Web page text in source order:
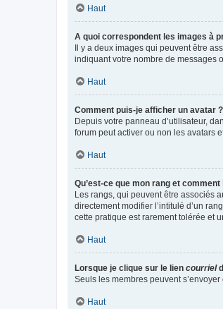
Haut
A quoi correspondent les images à
Il y a deux images qui peuvent être
indiquant votre nombre de messages
Haut
Comment puis-je afficher un avatar ?
Depuis votre panneau d’utilisateur,
forum peut activer ou non les avatars
Haut
Qu’est-ce que mon rang et
Les rangs, qui peuvent être associés
directement modifier l’intitulé d’un
cette pratique est rarement tolérée et
Haut
Lorsque je clique sur le lien courriel
Seuls les membres peuvent
Haut